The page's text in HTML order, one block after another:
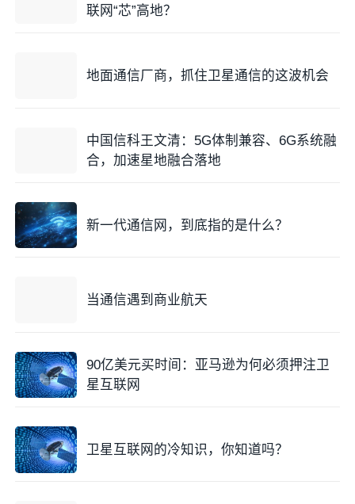
联网“芯”高地？
地面通信厂商，抓住卫星通信的这波机会
中国信科王文清：5G体制兼容、6G系统融
合，加速星地融合落地
新一代通信网，到底指的是什么？
当通信遇到商业航天
90亿美元买时间：亚马逊为何必须押注卫
星互联网
卫星互联网的冷知识，你知道吗？